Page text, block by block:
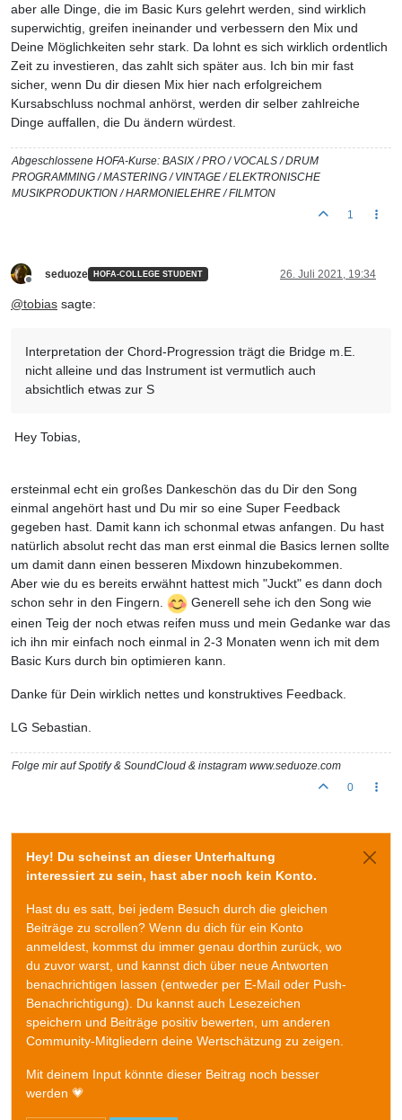
aber alle Dinge, die im Basic Kurs gelehrt werden, sind wirklich
superwichtig, greifen ineinander und verbessern den Mix und
Deine Möglichkeiten sehr stark. Da lohnt es sich wirklich ordentlich
Zeit zu investieren, das zahlt sich später aus. Ich bin mir fast
sicher, wenn Du dir diesen Mix hier nach erfolgreichem
Kursabschluss nochmal anhörst, werden dir selber zahlreiche
Dinge auffallen, die Du ändern würdest.
Abgeschlossene HOFA-Kurse: BASIX / PRO / VOCALS / DRUM
PROGRAMMING / MASTERING / VINTAGE / ELEKTRONISCHE
MUSIKPRODUKTION / HARMONIELEHRE / FILMTON
1
seduoze HOFA-COLLEGE STUDENT 26. Juli 2021, 19:34
@tobias sagte:
Interpretation der Chord-Progression trägt die Bridge m.E.
nicht alleine und das Instrument ist vermutlich auch
absichtlich etwas zur S
Hey Tobias,
ersteinmal echt ein großes Dankeschön das du Dir den Song
einmal angehört hast und Du mir so eine Super Feedback
gegeben hast. Damit kann ich schonmal etwas anfangen. Du hast
natürlich absolut recht das man erst einmal die Basics lernen sollte
um damit dann einen besseren Mixdown hinzubekommen.
Aber wie du es bereits erwähnt hattest mich "Juckt" es dann doch
schon sehr in den Fingern.
Generell sehe ich den Song wie
einen Teig der noch etwas reifen muss und mein Gedanke war das
ich ihn mir einfach noch einmal in 2-3 Monaten wenn ich mit dem
Basic Kurs durch bin optimieren kann.
Danke für Dein wirklich nettes und konstruktives Feedback.
LG Sebastian.
Folge mir auf Spotify & SoundCloud & instagram www.seduoze.com
0
Hey! Du scheinst an dieser Unterhaltung
interessiert zu sein, hast aber noch kein Konto.
Hast du es satt, bei jedem Besuch durch die gleichen
Beiträge zu scrollen? Wenn du dich für ein Konto
anmeldest, kommst du immer genau dorthin zurück, wo
du zuvor warst, und kannst dich über neue Antworten
benachrichtigen lassen (entweder per E-Mail oder Push-
Benachrichtigung). Du kannst auch Lesezeichen
speichern und Beiträge positiv bewerten, um anderen
Community-Mitgliedern deine Wertschätzung zu zeigen.
Mit deinem Input könnte dieser Beitrag noch besser
werden 💗